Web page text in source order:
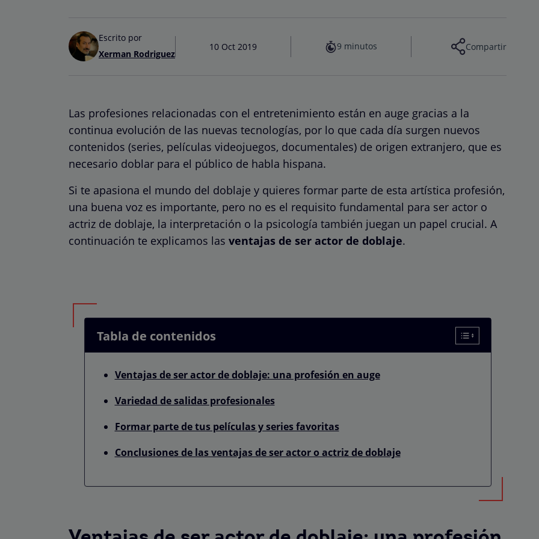
Escrito por
Xerman Rodriguez
10 Oct 2019 9 minutos Compartir
Las profesiones relacionadas con el entretenimiento están en auge gracias a la
continua evolución de las nuevas tecnologías, por lo que cada día surgen nuevos
contenidos (series, películas videojuegos, documentales) de origen extranjero, que es
necesario doblar para el público de habla hispana.
Si te apasiona el mundo del doblaje y quieres formar parte de esta artística profesión,
una buena voz es importante, pero no es el requisito fundamental para ser actor o
actriz de doblaje, la interpretación o la psicología también juegan un papel crucial. A
continuación te explicamos las ventajas de ser actor de doblaje.
Tabla de contenidos
Ventajas de ser actor de doblaje: una profesión en auge
Variedad de salidas profesionales
Formar parte de tus películas y series favoritas
Conclusiones de las ventajas de ser actor o actriz de doblaje